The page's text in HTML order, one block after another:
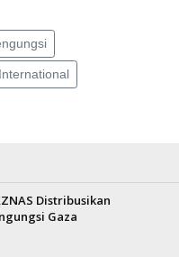
Distribusikan
Gaza